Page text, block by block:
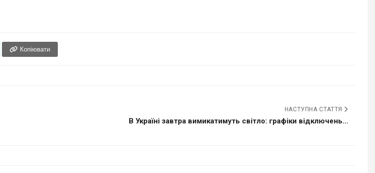
Копіювати
НАСТУПНА СТАТТЯ
В Україні завтра вимикатимуть світло: графіки відключень...